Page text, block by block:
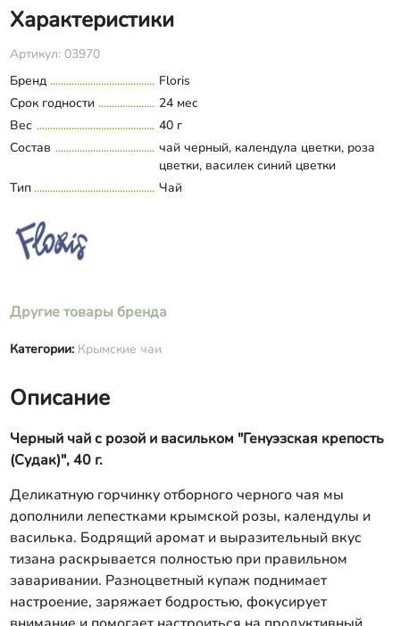
Характеристики
Артикул: 03970
Бренд
Floris
Срок годности
24 мес
Вес
40 г
Состав
чай черный, календула цветки, роза
цветки, василек синий цветки
Тип
Чай
Другие товары бренда
Категории: Крымские чаи
Описание
Черный чай с розой и васильком "Генуэзская крепость
(Судак)", 40 г.
Деликатную горчинку отборного черного чая мы
дополнили лепестками крымской розы, календулы и
василька. Бодрящий аромат и выразительный вкус
тизана раскрывается полностью при правильном
заваривании. Разноцветный купаж поднимает
настроение, заряжает бодростью, фокусирует